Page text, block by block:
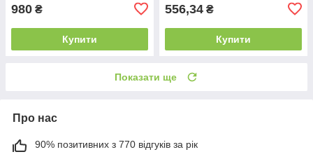
980 ₴
Купити
556,34 ₴
Купити
Показати ще
Про нас
90% позитивних з 770 відгуків за рік